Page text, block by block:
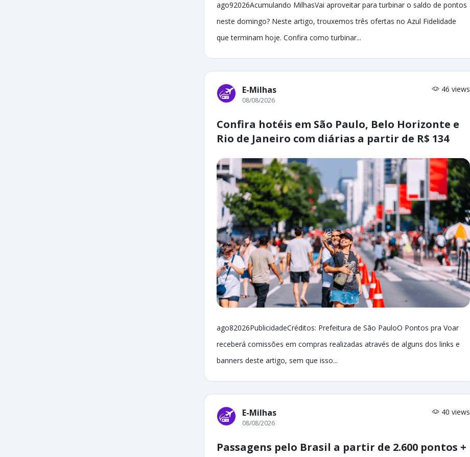
ago92026Acumulando MilhasVai aproveitar para turbinar o saldo de pontos
neste domingo? Neste artigo, trouxemos três ofertas no Azul Fidelidade
que terminam hoje. Confira como turbinar...
E-Milhas 46 views
08/08/2026
Confira hotéis em São Paulo, Belo Horizonte e
Rio de Janeiro com diárias a partir de R$ 134
ago82026PublicidadeCréditos: Prefeitura de São PauloO Pontos pra Voar
receberá comissões em compras realizadas através de alguns dos links e
banners deste artigo, sem que isso...
E-Milhas 40 views
08/08/2026
Passagens pelo Brasil a partir de 2.600 pontos +